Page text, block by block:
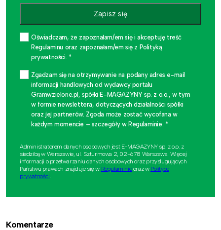
Zapisz się
Oświadczam, że zapoznałam/em się i akceptuję treść
Regulaminu oraz zapoznałam/em się z Polityką
prywatności. *
Zgadzam się na otrzymywanie na podany adres e-mail
informacji handlowych od wydawcy portalu
Gramwzielone.pl, spółki E-MAGAZYNY sp. z o.o., w tym
w formie newslettera, dotyczących działalności spółki
oraz jej partnerów. Zgoda może zostać wycofana w
każdym momencie – szczegóły w Regulaminie. *
Administratorem danych osobowych jest E-MAGAZYNY sp. z o.o. z
siedzibą w Warszawie, ul. Szturmowa 2, 02-678 Warszawa. Więcej
informacji o przetwarzaniu danych osobowych oraz przysługujących
Państwu prawach znajduje się w Regulaminieoraz w Polityce
prywatności.
Komentarze